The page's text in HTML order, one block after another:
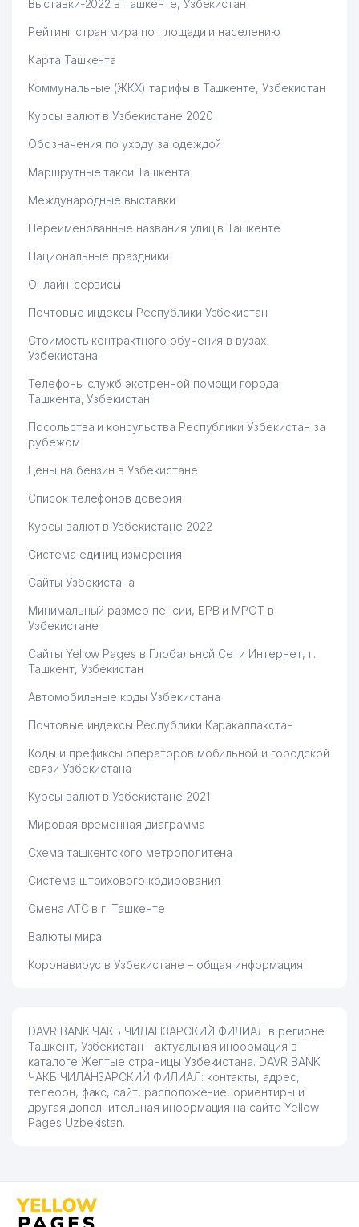
Выставки-2022 в Ташкенте, Узбекистан
Рейтинг стран мира по площади и населению
Карта Ташкента
Коммунальные (ЖКХ) тарифы в Ташкенте, Узбекистан
Курсы валют в Узбекистане 2020
Обозначения по уходу за одеждой
Маршрутные такси Ташкента
Международные выставки
Переименованные названия улиц в Ташкенте
Национальные праздники
Онлайн-сервисы
Почтовые индексы Республики Узбекистан
Стоимость контрактного обучения в вузах
Узбекистана
Телефоны служб экстренной помощи города
Ташкента, Узбекистан
Посольства и консульства Республики Узбекистан за
рубежом
Цены на бензин в Узбекистане
Список телефонов доверия
Курсы валют в Узбекистане 2022
Система единиц измерения
Сайты Узбекистана
Минимальный размер пенсии, БРВ и МРОТ в
Узбекистане
Сайты Yellow Pages в Глобальной Сети Интернет, г.
Ташкент, Узбекистан
Автомобильные коды Узбекистана
Почтовые индексы Республики Каракалпакстан
Коды и префиксы операторов мобильной и городской
связи Узбекистана
Курсы валют в Узбекистане 2021
Мировая временная диаграмма
Схема ташкентского метрополитена
Система штрихового кодирования
Смена АТС в г. Ташкенте
Валюты мира
Коронавирус в Узбекистане – общая информация
DAVR BANK ЧАКБ ЧИЛАНЗАРСКИЙ ФИЛИАЛ в регионе
Ташкент, Узбекистан - актуальная информация в
каталоге Желтые страницы Узбекистана. DAVR BANK
ЧАКБ ЧИЛАНЗАРСКИЙ ФИЛИАЛ: контакты, адрес,
телефон, факс, сайт, расположение, ориентиры и
другая дополнительная информация на сайте Yellow
Pages Uzbekistan.